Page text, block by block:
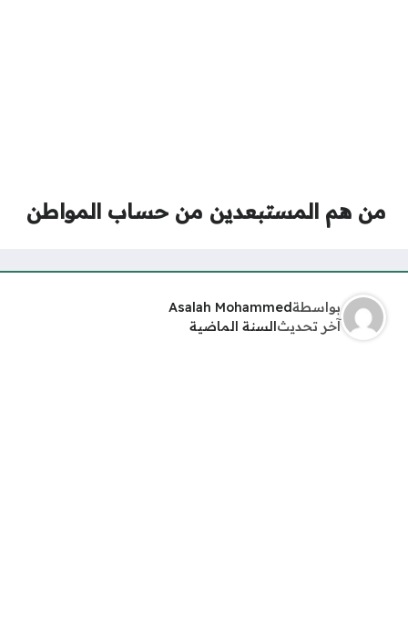
من هم المستبعدين من حساب المواطن
بواسطةAsalah Mohammed
آخر تحديثالسنة الماضية